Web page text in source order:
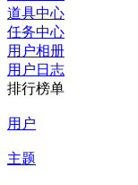
道具中心
任务中心
用户相册
用户日志
排行榜单
用户
主题